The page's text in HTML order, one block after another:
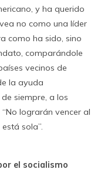
y ha querido
no como una líder
como ha sido, sino
comparándole
vecinos de
la ayuda
siempre, a los
lograrán vencer al
sola”.
el socialismo